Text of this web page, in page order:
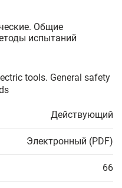
Общие
испытаний
tools. General safety
Действующий
Электронный (PDF)
66